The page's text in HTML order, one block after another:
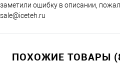
заметили ошибку в описании,
sale@iceteh.ru
ПОХОЖИЕ ТОВАРЫ